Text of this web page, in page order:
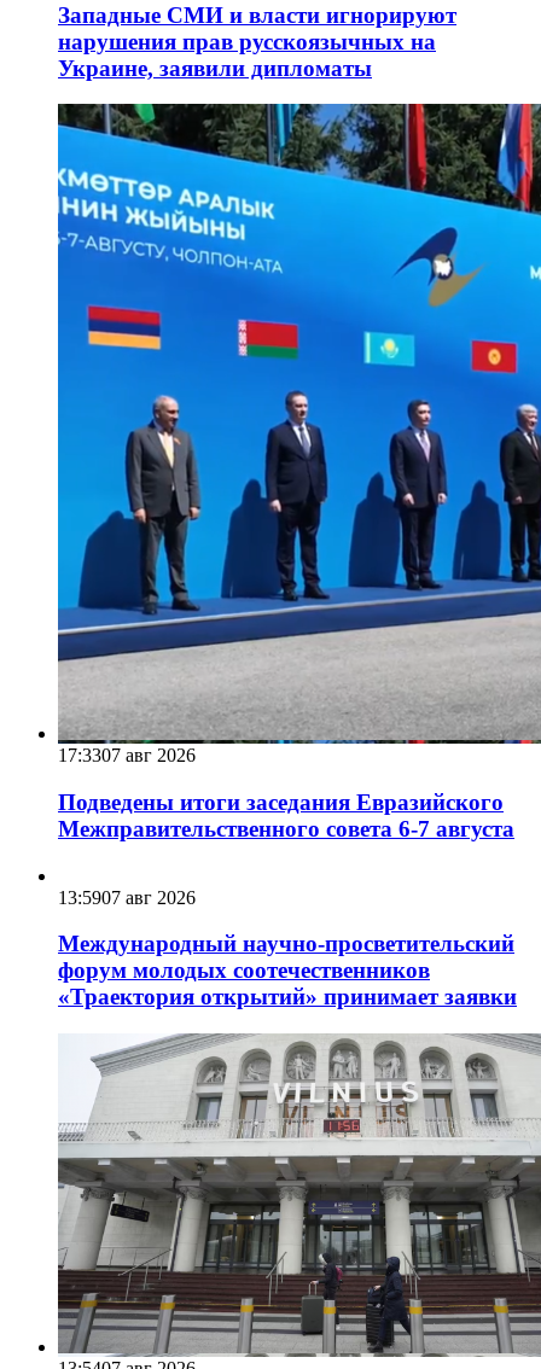
Западные СМИ и власти игнорируют
нарушения прав русскоязычных на
Украине, заявили дипломаты
17:3307 авг 2026
Подведены итоги заседания Евразийского
Межправительственного совета 6-7 августа
13:5907 авг 2026
Международный научно-просветительский
форум молодых соотечественников
«Траектория открытий» принимает заявки